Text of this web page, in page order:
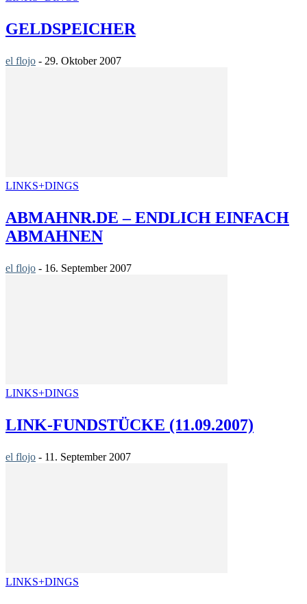
GELDSPEICHER
el flojo - 29. Oktober 2007
LINKS+DINGS
ABMAHNR.DE – ENDLICH EINFACH
ABMAHNEN
el flojo - 16. September 2007
LINKS+DINGS
LINK-FUNDSTÜCKE (11.09.2007)
el flojo - 11. September 2007
LINKS+DINGS